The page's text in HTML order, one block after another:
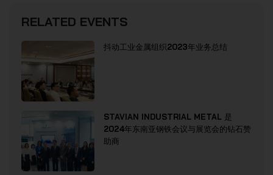
RELATED EVENTS
抖动工业金属组织2023年业务总结
STAVIAN INDUSTRIAL METAL 是
2024年东南亚钢铁会议与展览会的钻石赞
助商